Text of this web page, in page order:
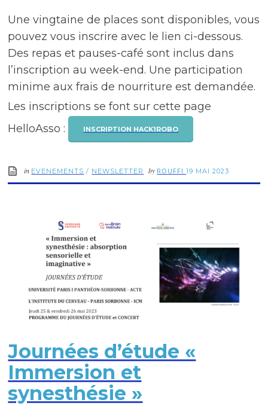
Une vingtaine de places sont disponibles, vous
pouvez vous inscrire avec le lien ci-dessous.
Des repas et pauses-café sont inclus dans
l’inscription au week-end. Une participation
minime aux frais de nourriture est demandée.
Les inscriptions se font sur cette page
HelloAsso :
INSCRIPTION HACK1ROBO
in EVENEMENTS / NEWSLETTER by ROUFFI19 MAI 2023
Journées d’étude «
Immersion et
synesthésie »